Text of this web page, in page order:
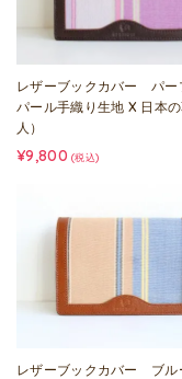
レザーブックカバー パー
パール手織り生地 X 日本
人）
¥9,800 (税込)
レザーブックカバー ブル